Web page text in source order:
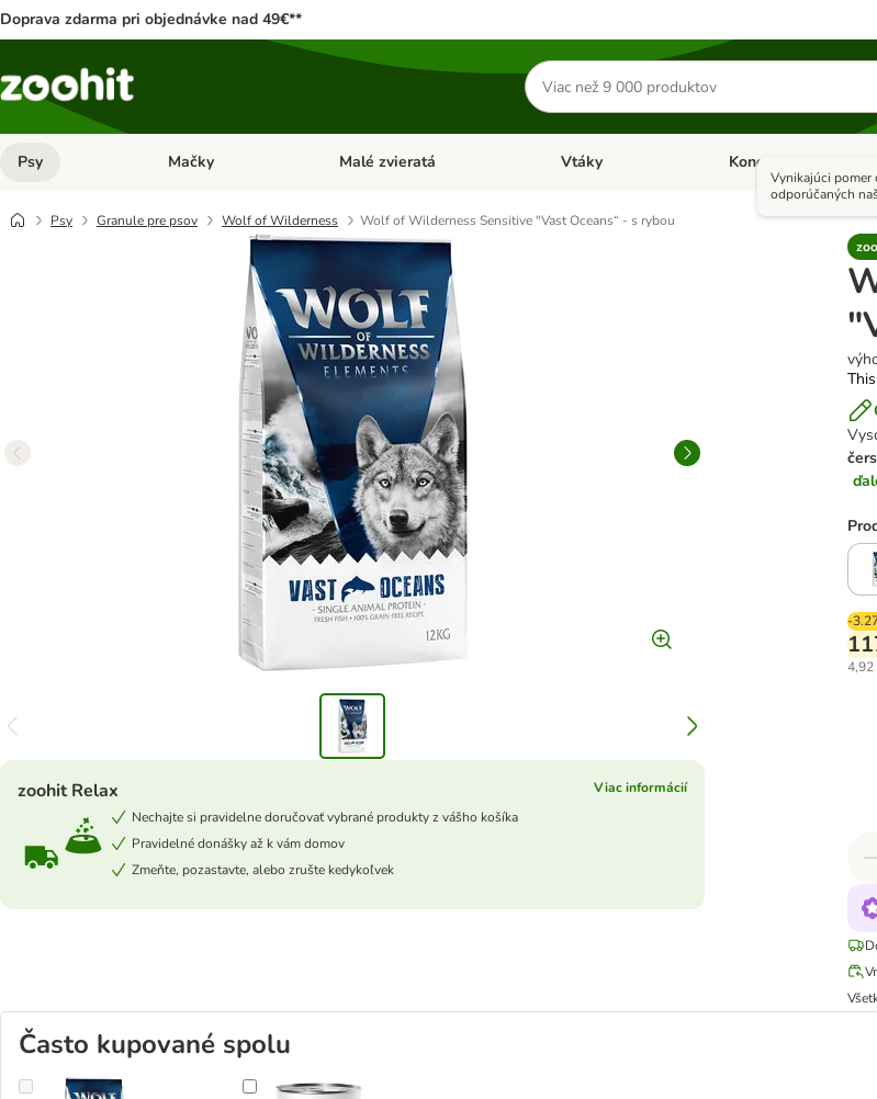
Doprava zdarma pri objednávke nad 49€**
Hľadať
produkty
Psy Otvoriť menu: Psy
Mačky Otvoriť menu: Mačky
Malé zvieratá Otvoriť menu: Malé zvieratá
Vtáky Otvoriť menu: Vtáky
Kone
Psy Granule pre psov Wolf of Wilderness
Wolf of Wilderness Sensitive "Vast Oceans“ - s rybou
Vynikajúci pomer
odporúčaných
zoohit Relax
Viac informácií
Nechajte si pravidelne doručovať vybrané produkty z vášho košíka
Pravidelné donášky až k vám domov
Zmeňte, pozastavte, alebo zrušte kedykoľvek
-
4,92
Často kupované spolu